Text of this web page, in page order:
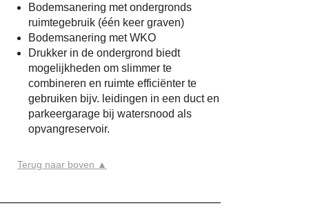
Bodemsanering met ondergronds
ruimtegebruik (één keer graven)
Bodemsanering met WKO
Drukker in de ondergrond biedt
mogelijkheden om slimmer te
combineren en ruimte efficiënter te
gebruiken bijv. leidingen in een duct en
parkeergarage bij watersnood als
opvangreservoir.
Terug naar boven ▲